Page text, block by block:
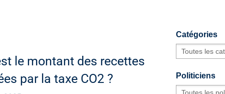
le montant des recettes
par la taxe CO2 ?
Catégories
Politiciens